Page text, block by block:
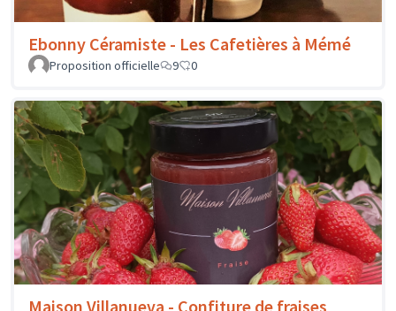
Ebonny Céramiste - Les Cafetières à Mémé
Proposition officielle 9 0
Maison Villanueva - Confiture de fraises